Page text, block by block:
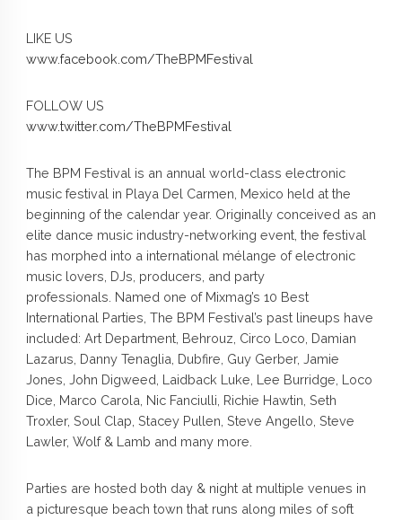
LIKE US
www.facebook.com/TheBPMFestival
FOLLOW US
www.twitter.com/TheBPMFestival
The BPM Festival is an annual world-class electronic
music festival in Playa Del Carmen, Mexico held at the
beginning of the calendar year. Originally conceived as an
elite dance music industry-networking event, the festival
has morphed into a international mélange of electronic
music lovers, DJs, producers, and party
professionals. Named one of Mixmag’s 10 Best
International Parties, The BPM Festival’s past lineups have
included: Art Department, Behrouz, Circo Loco, Damian
Lazarus, Danny Tenaglia, Dubfire, Guy Gerber, Jamie
Jones, John Digweed, Laidback Luke, Lee Burridge, Loco
Dice, Marco Carola, Nic Fanciulli, Richie Hawtin, Seth
Troxler, Soul Clap, Stacey Pullen, Steve Angello, Steve
Lawler, Wolf & Lamb and many more.
Parties are hosted both day & night at multiple venues in
a picturesque beach town that runs along miles of soft